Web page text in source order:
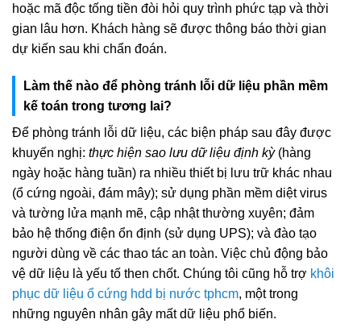
hoặc mã độc tống tiền đòi hỏi quy trình phức tạp và thời
gian lâu hơn. Khách hàng sẽ được thông báo thời gian
dự kiến sau khi chẩn đoán.
Làm thế nào để phòng tránh lỗi dữ liệu phần mềm
kế toán trong tương lai?
Để phòng tránh lỗi dữ liệu, các biện pháp sau đây được
khuyến nghị: thực hiện sao lưu dữ liệu định kỳ(hàng
ngày hoặc hàng tuần) ra nhiều thiết bị lưu trữ khác nhau
(ổ cứng ngoài, đám mây); sử dụng phần mềm diệt virus
và tường lửa mạnh mẽ, cập nhật thường xuyên; đảm
bảo hệ thống điện ổn định (sử dụng UPS); và đào tạo
người dùng về các thao tác an toàn. Việc chủ động bảo
vệ dữ liệu là yếu tố then chốt. Chúng tôi cũng hỗ trợ khôi
phục dữ liệu ổ cứng hdd bị nước tphcm, một trong
những nguyên nhân gây mất dữ liệu phổ biến.